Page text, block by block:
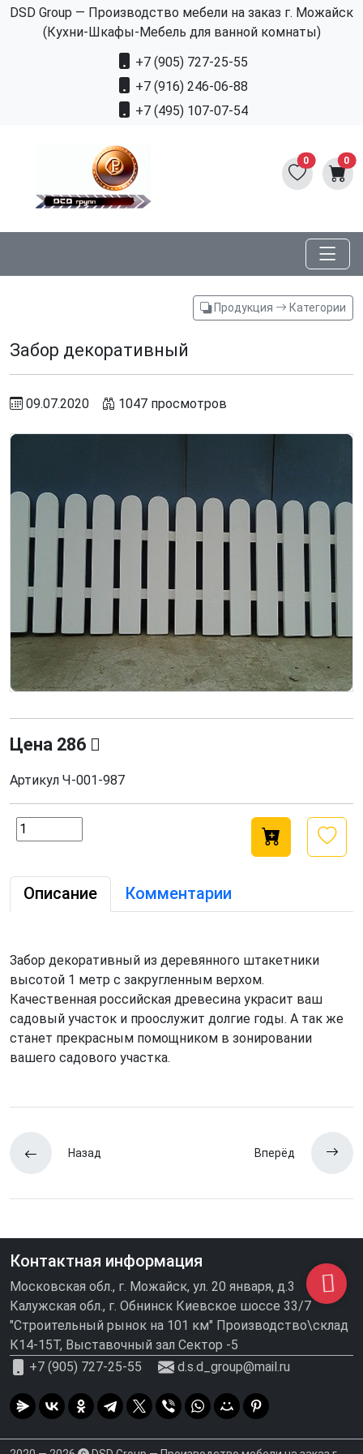
DSD Group — Производство мебели на заказ г. Можайск
(Кухни-Шкафы-Мебель для ванной комнаты)
+7 (905) 727-25-55
+7 (916) 246-06-88
+7 (495) 107-07-54
0 0
Продукция Категории
Забор декоративный
09.07.2020 1047 просмотров
Цена 286
Артикул Ч-001-987
Описание Комментарии
Забор декоративный из деревянного штакетники
высотой 1 метр с закругленным верхом.
Качественная российская древесина украсит ваш
садовый участок и проослужит долгие годы. А так же
станет прекрасным помощником в зонировании
вашего садового участка.
Назад Вперёд
Контактная информация
Московская обл., г. Можайск, ул. 20 января, д.3
Калужская обл., г. Обнинск Киевское шоссе 33/7
"Строительный рынок на 101 км" Производство\склад
К14-15Т, Выставочный зал Сектор -5
+7 (905) 727-25-55
d.s.d_group@mail.ru